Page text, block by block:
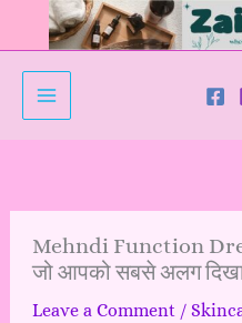
Mehndi Function
जो आपको सबसे अलग
Leave a Comment /